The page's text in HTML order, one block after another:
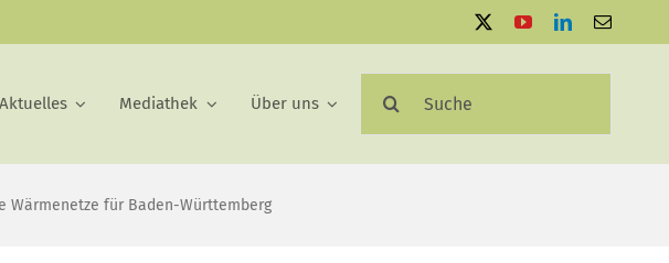
Aktuelles Mediathek Über uns
nach:
Wärmenetze für Baden-Württemberg